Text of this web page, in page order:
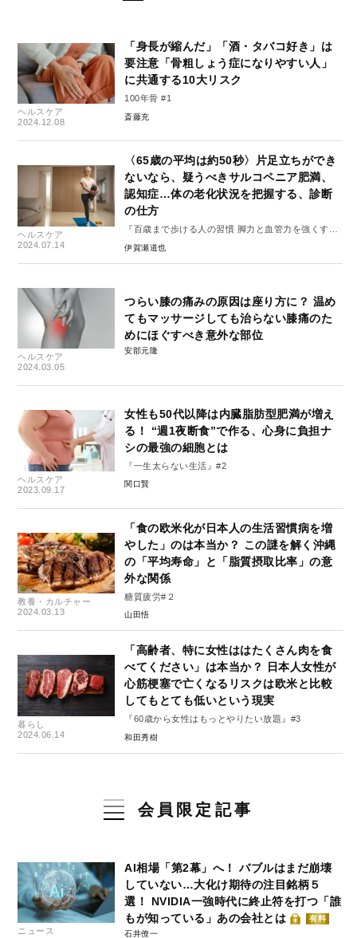
ヘルスケア
2024.12.08
「身長が縮んだ」「酒・タバコ好き」は
要注意「骨粗しょう症になりやすい人」
に共通する10大リスク
100年骨 #1
斎藤充
ヘルスケア
2024.07.14
〈65歳の平均は約50秒〉片足立ちができ
ないなら、疑うべきサルコペニア肥満、
認知症…体の老化状況を把握する、診断
の仕方
『百歳まで歩ける人の習慣 脚力と血管力を強くす
る』#2
伊賀瀬道也
ヘルスケア
2024.03.05
つらい膝の痛みの原因は座り方に？ 温め
てもマッサージしても治らない膝痛のた
めにほぐすべき意外な部位
安部元隆
ヘルスケア
2023.09.17
女性も50代以降は内臓脂肪型肥満が増え
る！ “週1夜断食”で作る、心身に負担ナ
シの最強の細胞とは
『一生太らない生活』#2
関口賢
教養・カルチャー
2024.03.13
「食の欧米化が日本人の生活習慣病を増
やした」のは本当か？ この謎を解く沖縄
の「平均寿命」と「脂質摂取比率」の意
外な関係
糖質疲労#２
山田悟
暮らし
2024.06.14
「高齢者、特に女性ははたくさん肉を食
べてください」は本当か？ 日本人女性が
心筋梗塞で亡くなるリスクは欧米と比較
してもとても低いという現実
『60歳から女性はもっとやりたい放題』#3
和田秀樹
会員限定記事
ニュース
AI相場「第2幕」へ！ バブルはまだ崩壊
していない…大化け期待の注目銘柄５
選！ NVIDIA一強時代に終止符を打つ「誰
もが知っている」あの会社とは
有料
石井僚一